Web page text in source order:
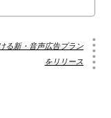
る新・音声広告プラン
をリリース